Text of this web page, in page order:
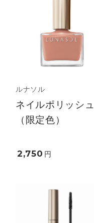
ルナソル
ネイルポリッシュ
（限定色）
2,750 円